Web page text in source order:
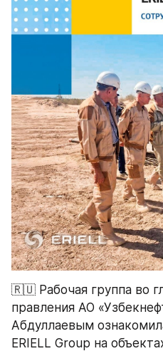
🇷🇺 Рабочая группа во
правления АО
Абдуллаевым
ERIELL Group на